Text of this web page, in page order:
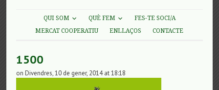
QUI SOM QUÈ FEM
FES-TE SOCI/A
MERCAT COOPERATIU
ENLLAÇOS CONTACTE
1500
on Divendres, 10 de gener, 2014 at 18:18